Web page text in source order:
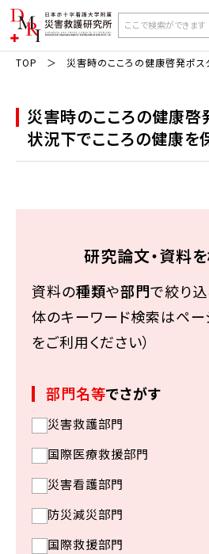
TOP 災害時のこころの健康啓発ポス
災害時のこころの健康啓
状況下でこころの健康を
研究論文・資料
資料の種類や部門で絞り込
体のキーワード検索はペ
をご利用ください）
部門名等でさがす
災害救護部門
国際医療救援部門
災害看護部門
防災減災部門
国際救援部門